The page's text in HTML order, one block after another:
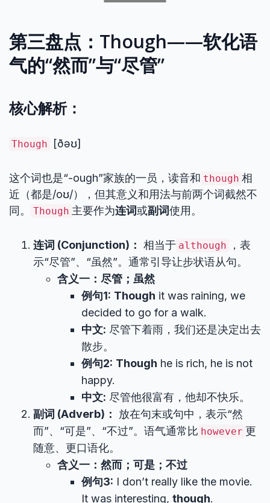
第三盘点：Though——软化语
气的“然而”与“尽管”
核心解析：
Though [ðəʊ]
这个词也是“-ough”家族的一员，读音和 though 相
近（都是/oʊ/），但其意义和用法与前两个词截然不
同。
Though 主要作为连词或副词使用。
连词 (Conjunction)： 相当于 although
，表
示“尽管”、“虽然”。通常引导让步状语从句。
含义一：尽管；虽然
例句1: Though it was raining, we
decided to go for a walk.
中文: 尽管下着雨，我们还是决定出去
散步。
例句2: Though he is rich, he is not
happy.
中文: 尽管他很富有，他却不快乐。
副词 (Adverb)：
放在句末或句中，表示“然
而”、“可是”、“不过”。语气通常比 however 更
随意、更口语化。
含义一：然而；可是；不过
例句3: I don’t really like the movie.
It was interesting, though.